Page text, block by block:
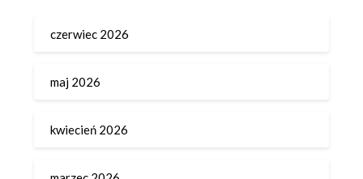
czerwiec 2026
maj 2026
kwiecień 2026